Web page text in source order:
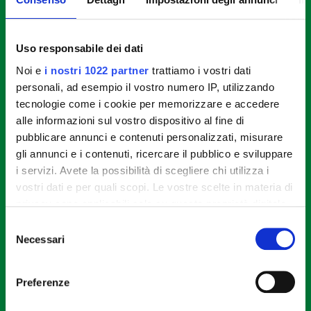
Uso responsabile dei dati
Noi e i nostri 1022 partner trattiamo i vostri dati
personali, ad esempio il vostro numero IP, utilizzando
tecnologie come i cookie per memorizzare e accedere
alle informazioni sul vostro dispositivo al fine di
pubblicare annunci e contenuti personalizzati, misurare
gli annunci e i contenuti, ricercare il pubblico e sviluppare
i servizi. Avete la possibilità di scegliere chi utilizza i
vostri dati e per quali scopi. Le vostre scelte in materia di
privacy sono applicabili solo su questa proprietà digitale
modificare o revocare il proprio consenso in qualsiasi
momento dalla Dichiarazione sui cookie o facendo clic
delNecessari
Preferenze
abbondante olio extravergine d’oliva e cuocere le
patate finché risultano morbide e iniziano a
sfaldarsi. Se necessario, coprire con un coperchio e
aggiungere qualche goccio d’acqua dopo la
rosolatura iniziale.
STEP 4
Unire alle uova: versare le patate ancora calde
nella ciotola con le uova e condire con sale e pepe.